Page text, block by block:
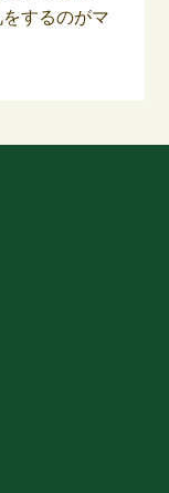
するのがマ